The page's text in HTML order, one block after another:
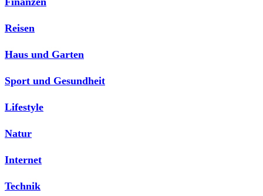
Reisen
Haus und Garten
Sport und Gesundheit
Lifestyle
Natur
Internet
Technik